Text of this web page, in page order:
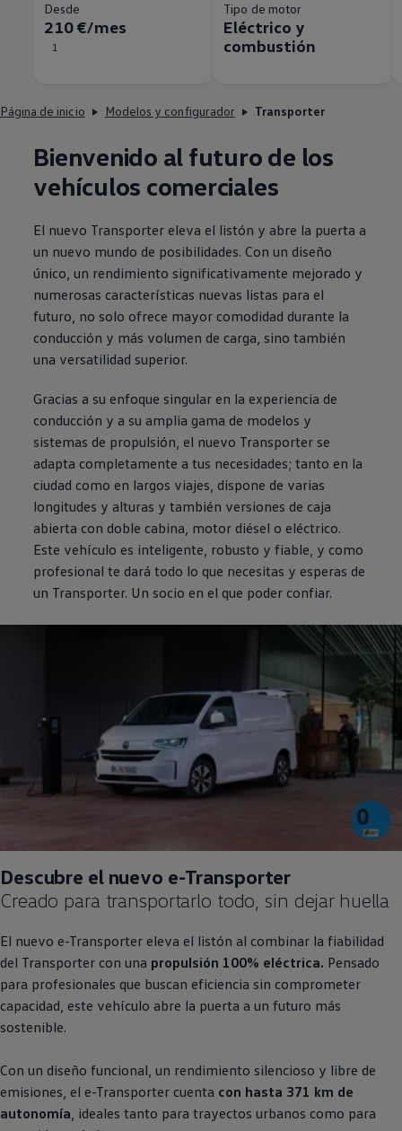
Desde
210 €/mes
1
Tipo de motor
Eléctrico y
combustión
Página de inicio Modelos y configurador Transporter
Bienvenido al futuro de los
vehículos comerciales
El nuevo Transporter eleva el listón y abre la puerta a
un nuevo mundo de posibilidades. Con un diseño
único, un rendimiento significativamente mejorado y
numerosas características nuevas listas para el
futuro, no solo ofrece mayor comodidad durante la
conducción y más volumen de carga, sino también
una versatilidad superior.
Gracias a su enfoque singular en la experiencia de
conducción y a su amplia gama de modelos y
sistemas de propulsión, el nuevo Transporter se
adapta completamente a tus necesidades; tanto en la
ciudad como en largos viajes, dispone de varias
longitudes y alturas y también versiones de caja
abierta con doble cabina, motor diésel o eléctrico.
Este vehículo es inteligente, robusto y fiable, y como
profesional te dará todo lo que necesitas y esperas de
un Transporter. Un socio en el que poder confiar.
Descubre el nuevo e-Transporter
Creado para transportarlo todo, sin dejar huella
El nuevo e-Transporter eleva el listón al combinar la fiabilidad
del Transporter con una propulsión 100% eléctrica. Pensado
para profesionales que buscan eficiencia sin comprometer
capacidad, este vehículo abre la puerta a un futuro más
sostenible.
Con un diseño funcional, un rendimiento silencioso y libre de
emisiones, el e-Transporter cuenta con hasta 371 km de
autonomía, ideales tanto para trayectos urbanos como para